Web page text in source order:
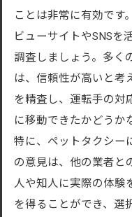
ことは非常に有効です
ビューサイトやSNSを
調査しましょう。多く
は、信頼性が高いと考
を精査し、運転手の対
に移動できたかどうか
特に、ペットタクシー
の意見は、他の業者と
人や知人に実際の体験
を得ることができ、選